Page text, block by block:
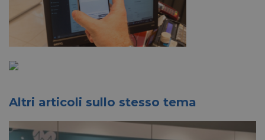
Altri articoli sullo stesso tema